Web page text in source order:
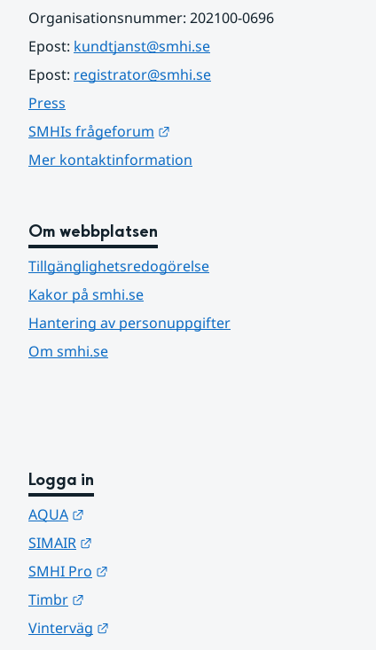
Organisationsnummer: 202100-0696
Epost: kundtjanst@smhi.se
Epost: registrator@smhi.se
Press
SMHIs frågeforum
Mer kontaktinformation
Om webbplatsen
Tillgänglighetsredogörelse
Kakor på smhi.se
Hantering av personuppgifter
Om smhi.se
Logga in
AQUA
SIMAIR
SMHI Pro
Timbr
Vinterväg